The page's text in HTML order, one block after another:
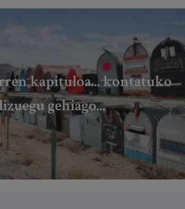
kapituloa... kontatuko
gehiago...